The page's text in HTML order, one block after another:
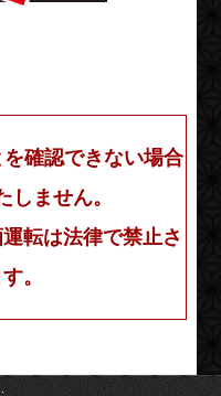
確認できない場合
しません。
転は法律で禁止さ
。